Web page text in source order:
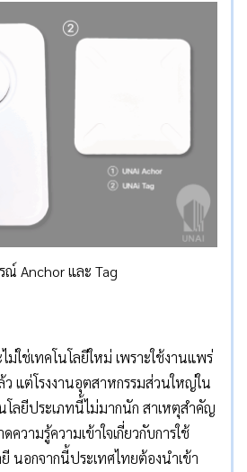
ณ์ Anchor และ Tag
ม่ใช่เทคโนโลยีใหม่ เพราะใช้งานแพร่
แต่โรงงานอุตสาหกรรมส่วนใหญ่ใน
โลยีประเภทนี้ไม่มากนัก สาเหตุสำคัญ
ความรู้ความเข้าใจเกี่ยวกับการใช้
นอกจากนี้ประเทศไทยต้องนำเข้า